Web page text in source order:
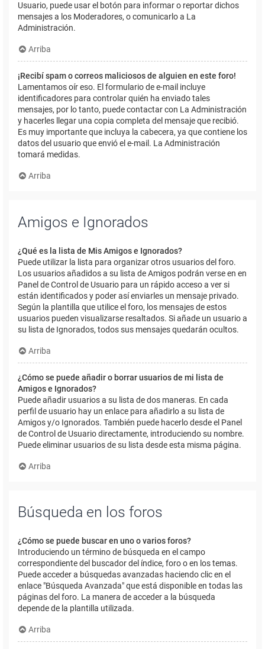
Usuario, puede usar el botón para informar o reportar dichos
mensajes a los Moderadores, o comunicarlo a La
Administración.
Arriba
¡Recibí spam o correos maliciosos de alguien en este foro!
Lamentamos oír eso. El formulario de e-mail incluye
identificadores para controlar quién ha enviado tales
mensajes, por lo tanto, puede contactar con La Administración
y hacerles llegar una copia completa del mensaje que recibió.
Es muy importante que incluya la cabecera, ya que contiene los
datos del usuario que envió el e-mail. La Administración
tomará medidas.
Arriba
Amigos e Ignorados
¿Qué es la lista de Mis Amigos e Ignorados?
Puede utilizar la lista para organizar otros usuarios del foro.
Los usuarios añadidos a su lista de Amigos podrán verse en en
Panel de Control de Usuario para un rápido acceso a ver si
están identificados y poder así enviarles un mensaje privado.
Según la plantilla que utilice el foro, los mensajes de estos
usuarios pueden visualizarse resaltados. Si añade un usuario a
su lista de Ignorados, todos sus mensajes quedarán ocultos.
Arriba
¿Cómo se puede añadir o borrar usuarios de mi lista de
Amigos e Ignorados?
Puede añadir usuarios a su lista de dos maneras. En cada
perfil de usuario hay un enlace para añadirlo a su lista de
Amigos y/o Ignorados. También puede hacerlo desde el Panel
de Control de Usuario directamente, introduciendo su nombre.
Puede eliminar usuarios de su lista desde esta misma página.
Arriba
Búsqueda en los foros
¿Cómo se puede buscar en uno o varios foros?
Introduciendo un término de búsqueda en el campo
correspondiente del buscador del índice, foro o en los temas.
Puede acceder a búsquedas avanzadas haciendo clic en el
enlace "Búsqueda Avanzada" que está disponible en todas las
páginas del foro. La manera de acceder a la búsqueda
depende de la plantilla utilizada.
Arriba